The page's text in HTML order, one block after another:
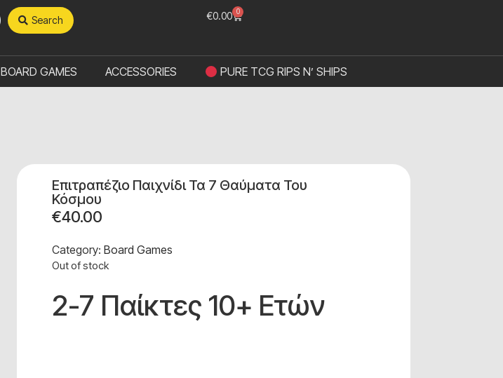
Search €0.00 0
BOARD GAMES ACCESSORIES PURE TCG RIPS N’ SHIPS
Επιτραπέζιο Παιχνίδι Τα 7 Θαύματα Του
Κόσμου
€40.00
Category:Board Games
Out of stock
2-7 Παίκτες 10+ Ετών